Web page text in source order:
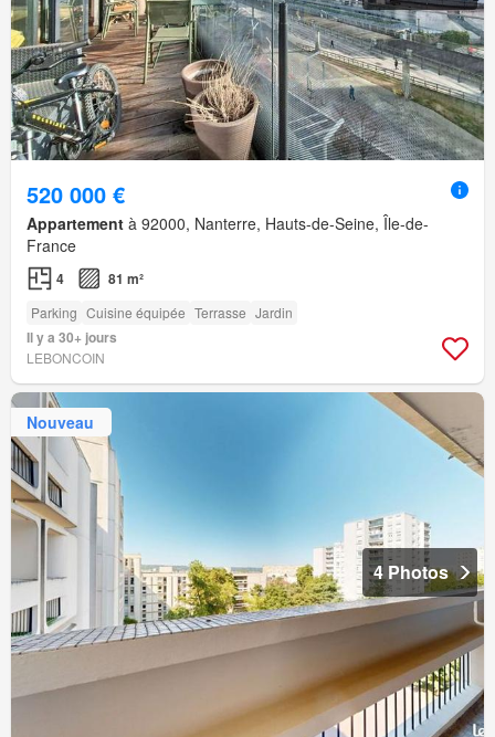
520 000 €
Appartement à 92000, Nanterre, Hauts-de-Seine, Île-de-
France
4 81 m²
Parking Cuisine équipée Terrasse Jardin
Il y a 30+ jours
LEBONCOIN
Nouveau
4 Photos